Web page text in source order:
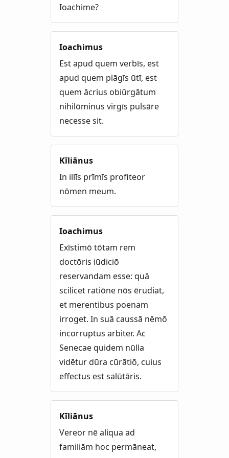
Ioachime?
Ioachimus
Est apud quem verbīs, est
apud quem plāgīs ūtī, est
quem ācrius obiūrgātum
nihilōminus virgīs pulsāre
necesse sit.
Kīliānus
In illīs prīmīs profiteor
nōmen meum.
Ioachimus
Exīstimō tōtam rem
doctōris iūdiciō
reservandam esse: quā
scilicet ratiōne nōs ērudiat,
et merentibus poenam
irroget. In suā caussā nēmō
incorruptus arbiter. Ac
Senecae quidem nūlla
vidētur dūra cūrātiō, cuius
effectus est salūtāris.
Kīliānus
Vereor nē aliqua ad
familiām hoc permāneat,